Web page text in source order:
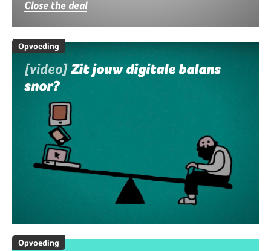
Close the deal
Opvoeding
[video]Zit jouw digitale balans
snor?
Opvoeding